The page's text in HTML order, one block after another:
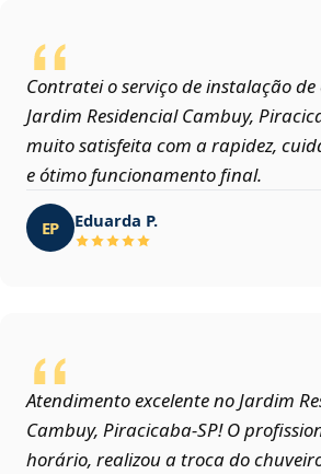
Contratei o serviço de instalação
Jardim Residencial Cambuy,
muito satisfeita com a rapidez,
e ótimo funcionamento final.
EP Eduarda P.
Atendimento excelente no Jardim
Cambuy, Piracicaba‑SP! O
horário, realizou a troca do